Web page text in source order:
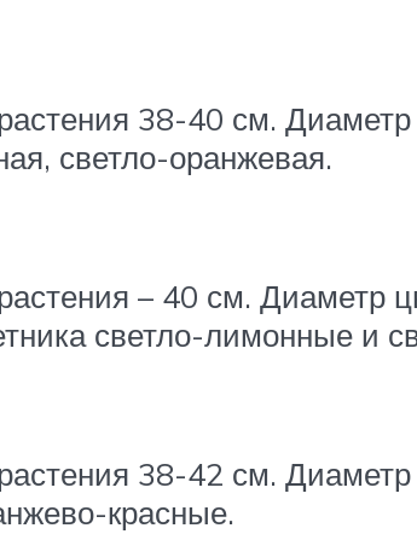
38-40 см.
светло-оранжевая.
– 40 см. Диаметр
светло-лимонные и
38-42 см.
красные.